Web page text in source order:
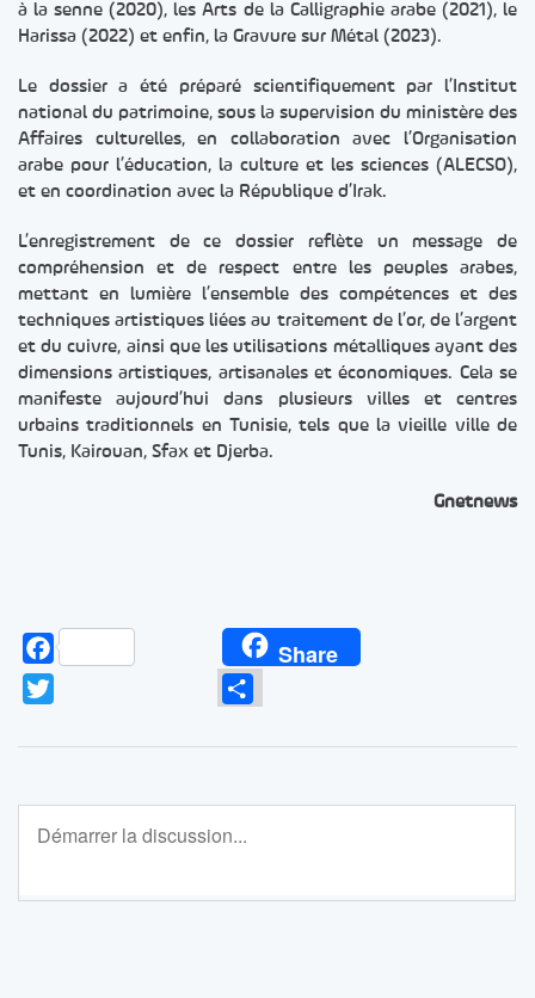
à la senne (2020), les Arts de la Calligraphie arabe (2021), le
Harissa (2022) et enfin, la Gravure sur Métal (2023).
Le dossier a été préparé scientifiquement par l’Institut
national du patrimoine, sous la supervision du ministère des
Affaires culturelles, en collaboration avec l’Organisation
arabe pour l’éducation, la culture et les sciences (ALECSO),
et en coordination avec la République d’Irak.
L’enregistrement de ce dossier reflète un message de
compréhension et de respect entre les peuples arabes,
mettant en lumière l’ensemble des compétences et des
techniques artistiques liées au traitement de l’or, de l’argent
et du cuivre, ainsi que les utilisations métalliques ayant des
dimensions artistiques, artisanales et économiques. Cela se
manifeste aujourd’hui dans plusieurs villes et centres
urbains traditionnels en Tunisie, tels que la vieille ville de
Tunis, Kairouan, Sfax et Djerba.
Gnetnews
Facebook Share